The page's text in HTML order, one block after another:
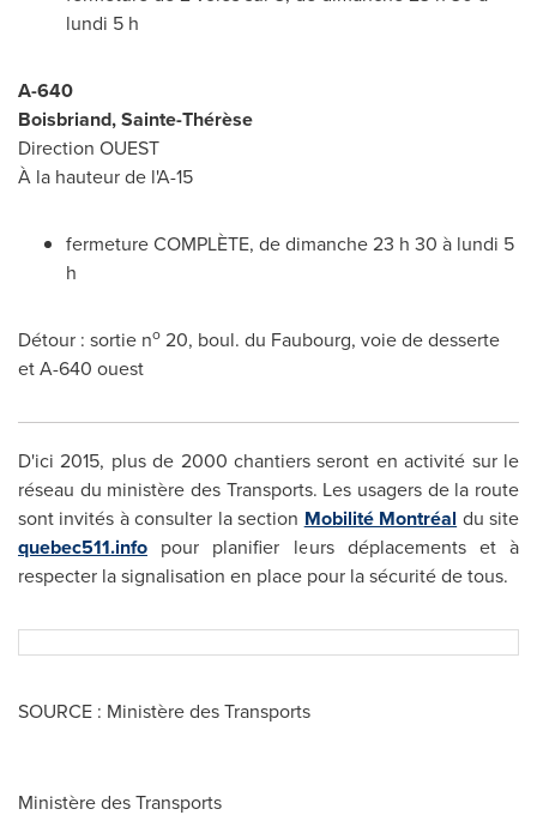
lundi 5 h
A-640
Boisbriand, Sainte-Thérèse
Direction OUEST
À la hauteur de l'A-15
fermeture COMPLÈTE, de dimanche 23 h 30 à lundi 5
h
Détour : sortie no 20, boul. du Faubourg, voie de desserte
et A-640 ouest
D'ici 2015, plus de 2000 chantiers seront en activité sur le
réseau du ministère des Transports. Les usagers de la route
sont invités à consulter la section Mobilité Montréal du site
quebec511.info pour planifier leurs déplacements et à
respecter la signalisation en place pour la sécurité de tous.
SOURCE : Ministère des Transports
Ministère des Transports